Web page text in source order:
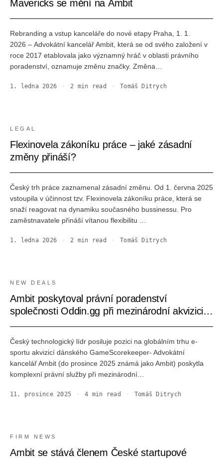
Mavericks se mění na Ambit
Rebranding a vstup kanceláře do nové etapy Praha, 1. 1.
2026 – Advokátní kancelář Ambit, která se od svého založení v
roce 2017 etablovala jako významný hráč v oblasti právního
poradenství, oznamuje změnu značky. Změna…
1. ledna 2026 · 2 min read · Tomáš Ditrych
LEGAL
Flexinovela zákoníku práce – jaké zásadní
změny přináší?
Český trh práce zaznamenal zásadní změnu. Od 1. června 2025
vstoupila v účinnost tzv. Flexinovela zákoníku práce, která se
snaží reagovat na dynamiku současného bussinessu. Pro
zaměstnavatele přináší vítanou flexibilitu …
1. ledna 2026 · 2 min read · Tomáš Ditrych
NEW DEALS
Ambit poskytoval právní poradenství
společnosti Oddin.gg při mezinárodní akvizici
Český technologický lídr posiluje pozici na globálním trhu e-
sportu akvizicí dánského GameScorekeeper- Advokátní
kancelář Ambit (do prosince 2025 známá jako Ambit) poskytla
komplexní právní služby při mezinárodní…
11. prosince 2025 · 4 min read · Tomáš Ditrych
FIRM NEWS
Ambit se stává členem České startupové